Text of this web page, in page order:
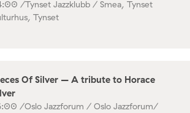
/Tynset Jazzklubb / Smea, Tynset
Tynset
Of Silver – A tribute to Horace
/Oslo Jazzforum / Oslo Jazzforum/